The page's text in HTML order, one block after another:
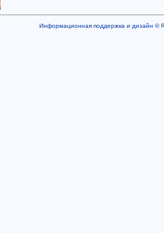
Информационная поддержка и дизайн ©